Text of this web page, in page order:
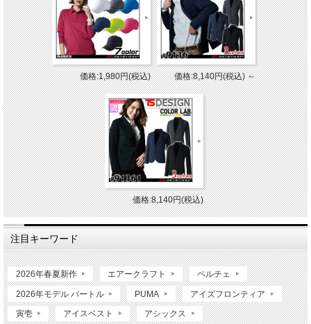
価格:1,980円(税込) 価格:8,140円(税込)～
価格:8,140円(税込)
注目キーワード
2026年春夏新作 エアークラフト ペルチェ
2026年モデル バートル PUMA アイズフロンティア
寅壱 アイスベスト アシックス